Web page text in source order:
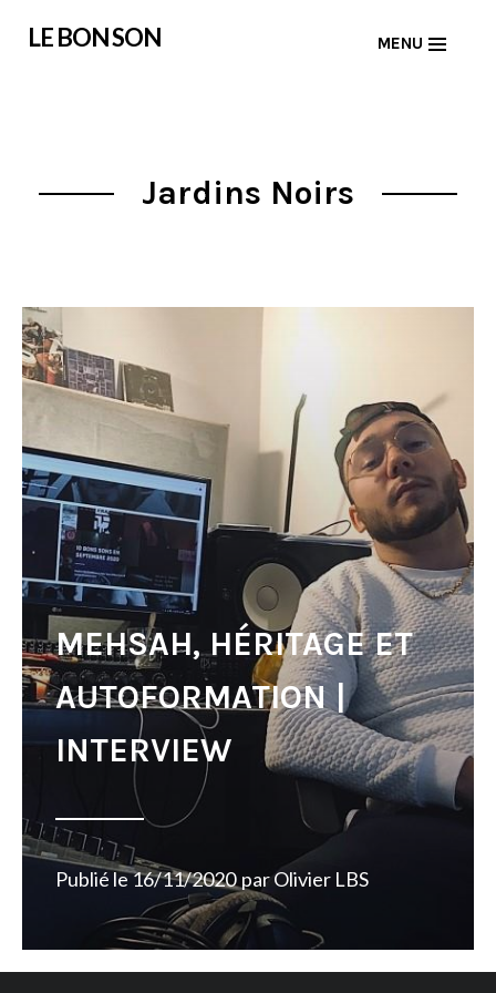
LE BON SON MENU
Jardins Noirs
MEHSAH, HÉRITAGE ET
AUTOFORMATION |
INTERVIEW
Publié le16/11/2020 parOlivier LBS